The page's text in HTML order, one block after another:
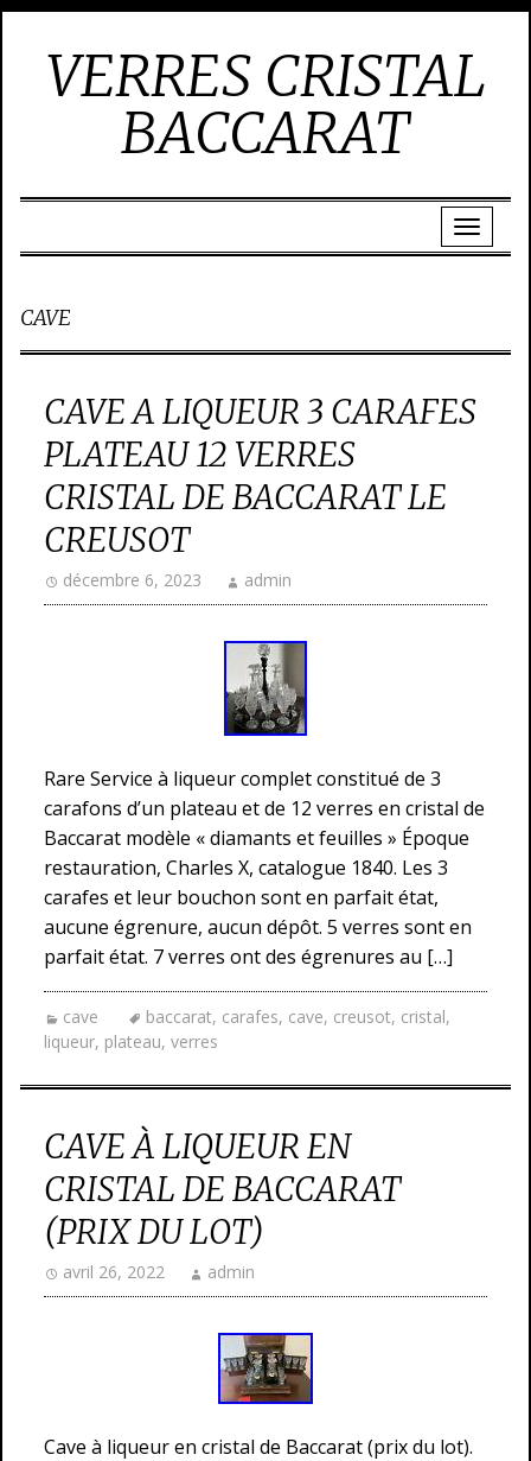
VERRES CRISTAL
BACCARAT
CAVE
CAVE A LIQUEUR 3 CARAFES
PLATEAU 12 VERRES
CRISTAL DE BACCARAT LE
CREUSOT
décembre 6, 2023 admin
Rare Service à liqueur complet constitué de 3
carafons d’un plateau et de 12 verres en cristal de
Baccarat modèle « diamants et feuilles » Époque
restauration, Charles X, catalogue 1840. Les 3
carafes et leur bouchon sont en parfait état,
aucune égrenure, aucun dépôt. 5 verres sont en
parfait état. 7 verres ont des égrenures au […]
cave baccarat, carafes, cave, creusot, cristal,
liqueur, plateau, verres
CAVE À LIQUEUR EN
CRISTAL DE BACCARAT
(PRIX DU LOT)
avril 26, 2022 admin
Cave à liqueur en cristal de Baccarat (prix du lot).